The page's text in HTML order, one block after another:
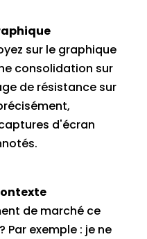
sur le graphique
consolidation sur
de résistance sur
d'écran
de marché ce
exemple : je ne